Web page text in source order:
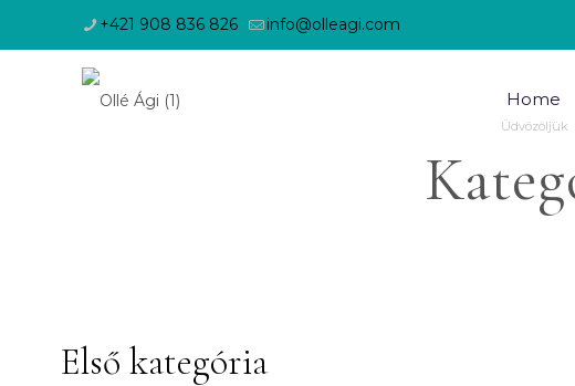
+421 908 836 826 info@olleagi.com
Home
Üdvözöljük
Első kategória